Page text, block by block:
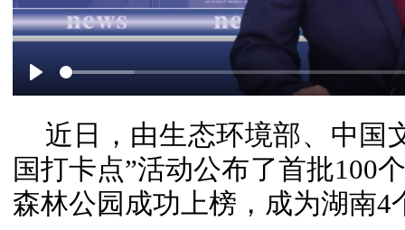
Play
近日，由生态环境部、中国
国打卡点”活动公布了首批100
森林公园成功上榜，成为湖南4